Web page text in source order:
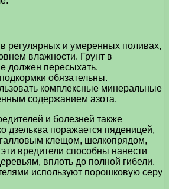
регулярных и умеренных поливах,
влажности. Грунт в
должен пересыхать.
обязательны.
комплексные минеральные
содержанием азота.
и болезней также
дзельква поражается пяденицей,
клещом, шелкопрядом,
вредители способны нанести
вплоть до полной гибели.
используют порошковую серу